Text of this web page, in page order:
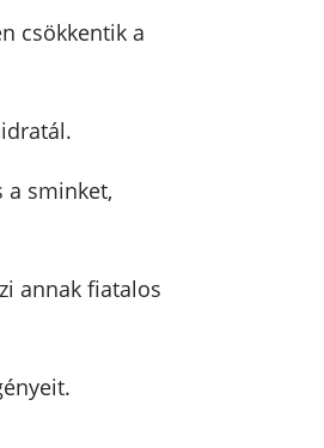
csökkentik a
a sminket,
annak fiatalos